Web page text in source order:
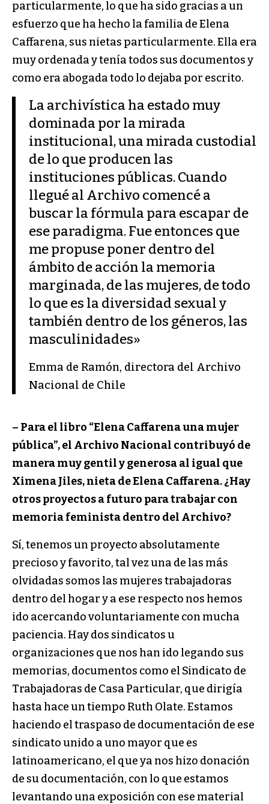
particularmente, lo que ha sido gracias a un
esfuerzo que ha hecho la familia de Elena
Caffarena, sus nietas particularmente. Ella era
muy ordenada y tenía todos sus documentos y
como era abogada todo lo dejaba por escrito.
La archivística ha estado muy
dominada por la mirada
institucional, una mirada custodial
de lo que producen las
instituciones públicas. Cuando
llegué al Archivo comencé a
buscar la fórmula para escapar de
ese paradigma. Fue entonces que
me propuse poner dentro del
ámbito de acción la memoria
marginada, de las mujeres, de todo
lo que es la diversidad sexual y
también dentro de los géneros, las
masculinidades»
Emma de Ramón, directora del Archivo
Nacional de Chile
– Para el libro “Elena Caffarena una mujer
pública”, el Archivo Nacional contribuyó de
manera muy gentil y generosa al igual que
Ximena Jiles, nieta de Elena Caffarena. ¿Hay
otros proyectos a futuro para trabajar con
memoria feminista dentro del Archivo?
Sí, tenemos un proyecto absolutamente
precioso y favorito, tal vez una de las más
olvidadas somos las mujeres trabajadoras
dentro del hogar y a ese respecto nos hemos
ido acercando voluntariamente con mucha
paciencia. Hay dos sindicatos u
organizaciones que nos han ido legando sus
memorias, documentos como el Sindicato de
Trabajadoras de Casa Particular, que dirigía
hasta hace un tiempo Ruth Olate. Estamos
haciendo el traspaso de documentación de ese
sindicato unido a uno mayor que es
latinoamericano, el que ya nos hizo donación
de su documentación, con lo que estamos
levantando una exposición con ese material